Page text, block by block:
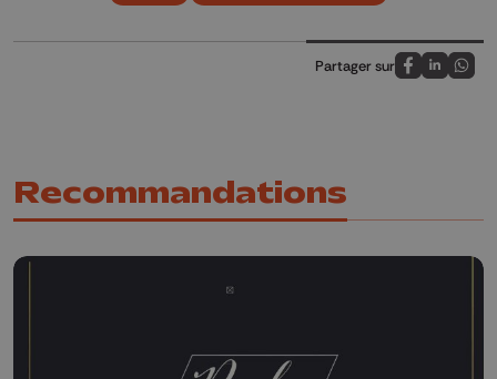
Partager sur
Partagez sur
Partagez
Recommandations